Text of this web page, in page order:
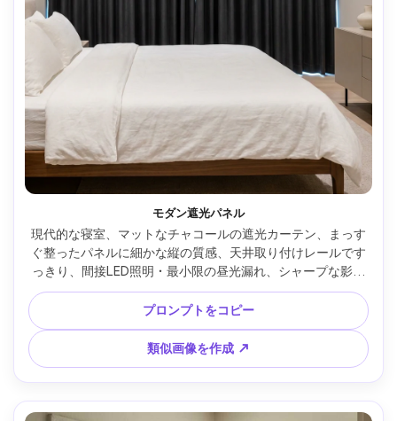
モダン遮光パネル
現代的な寝室、マットなチャコールの遮光カーテン、まっす
ぐ整ったパネルに細かな縦の質感、天井取り付けレールです
っきり、間接LED照明・最小限の昼光漏れ、シャープな影、
白いリネンの整ったベッド、Nikon Z8・28mm・f/4、高級不
動産写真風、超リアルなカーテンの重みや縫い目 --ar 4:5
プロンプトをコピー
類似画像を作成 ↗